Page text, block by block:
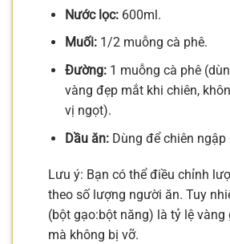
Nước lọc:600ml.
Muối:1/2 muỗng cà phê.
Đường:1 muỗng cà phê
vàng đẹp mắt khi chiên,
vị ngọt).
Dầu ăn:Dùng để chiên ngập
Lưu ý: Bạn có thể điều chỉnh
theo số lượng người ăn. Tuy
(bột gạo:bột năng) là tỷ lệ vàng
mà không bị vỡ.